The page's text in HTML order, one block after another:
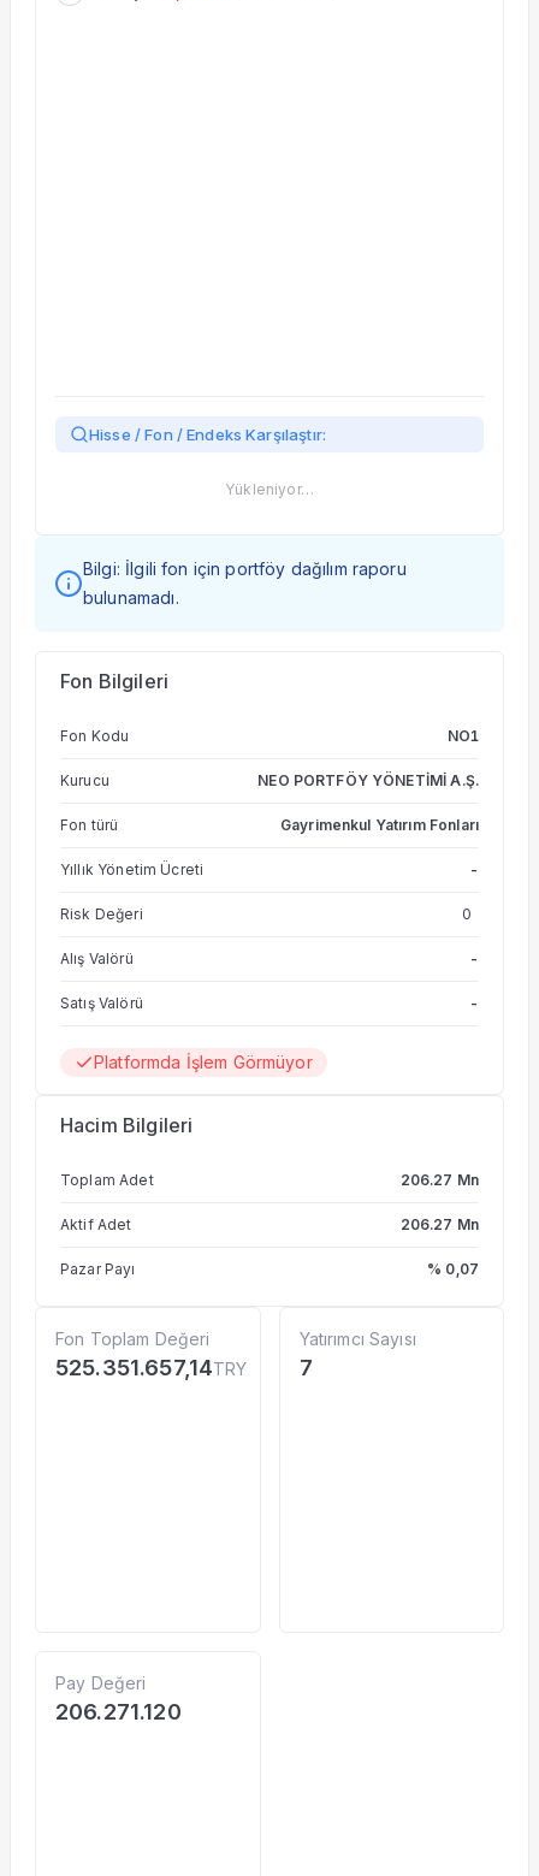
Hisse / Fon / Endeks Karşılaştır:
Yükleniyor…
Bilgi: İlgili fon için portföy dağılım raporu
bulunamadı.
Fon Bilgileri
Fon Kodu NO1
Kurucu NEO PORTFÖY YÖNETİMİ A.Ş.
Fon türü Gayrimenkul Yatırım Fonları
Yıllık Yönetim Ücreti -
Risk Değeri 0
Alış Valörü -
Satış Valörü -
Platformda İşlem Görmüyor
Hacim Bilgileri
Toplam Adet 206.27 Mn
Aktif Adet 206.27 Mn
Pazar Payı % 0,07
Fon Toplam Değeri
525.351.657,14TRY
Yatırımcı Sayısı
7
Pay Değeri
206.271.120